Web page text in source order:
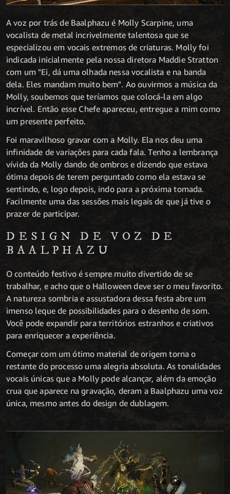
A voz por trás de Baalphazu é Molly Scarpine, uma
vocalista de metal incrivelmente talentosa que se
especializou em vocais extremos de criaturas. Molly foi
indicada inicialmente pela nossa diretora Maddie Stratton
com um "Ei, dá uma olhada nessa vocalista e na banda
dela. Eles mandam muito bem". Ao ouvirmos a música da
Molly, soubemos que teríamos que colocá-la em algo
incrível. Então esse Chefe apareceu, entregue a mim como
um presente perfeito.
Foi maravilhoso gravar com a Molly. Ela nos deu uma
infinidade de variações para cada fala. Tenho a lembrança
vívida da Molly dando de ombros e dizendo que estava
ótima depois de terem perguntado como ela estava se
sentindo, e, logo depois, indo para a próxima tomada.
Facilmente uma das sessões mais legais de que já tive o
prazer de participar.
DESIGN DE VOZ DE
BAALPHAZU
O conteúdo festivo é sempre muito divertido de se
trabalhar, e acho que o Halloween deve ser o meu favorito.
A natureza sombria e assustadora dessa festa abre um
imenso leque de possibilidades para o desenho de som.
Você pode expandir para territórios estranhos e criativos
para enriquecer a experiência.
Começar com um ótimo material de origem torna o
restante do processo uma alegria absoluta. As tonalidades
vocais únicas que a Molly pode alcançar, além da emoção
crua que aparece na gravação, deram a Baalphazu uma voz
única, mesmo antes do design de dublagem.